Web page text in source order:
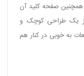
صفحه کلید آن
یک طراحی کوچک و
به خوبی در کنار هم